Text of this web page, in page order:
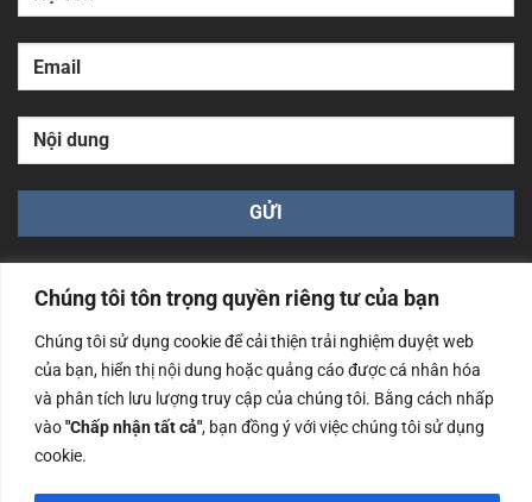
Chúng tôi tôn trọng quyền riêng tư của bạn
Chúng tôi sử dụng cookie để cải thiện trải nghiệm duyệt web
của bạn, hiển thị nội dung hoặc quảng cáo được cá nhân hóa
và phân tích lưu lượng truy cập của chúng tôi. Bằng cách nhấp
vào"Chấp nhận tất cả", bạn đồng ý với việc chúng tôi sử dụng
cookie.
Công ty TNHH Nam Bình Xương - Số ĐKKD: 0108783483
cấp ngày 14/06/2019 bởi Sở Kế Hoạch và Đầu Tư Tp. Hà
Nội
Copyrights @2023 Nam Binh Xuong. All Rights Reserved